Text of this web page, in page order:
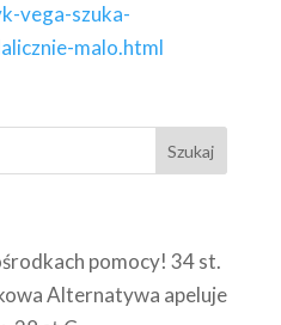
vega-szuka-
malo.html
pomocy! 34 st.
Alternatywa apeluje